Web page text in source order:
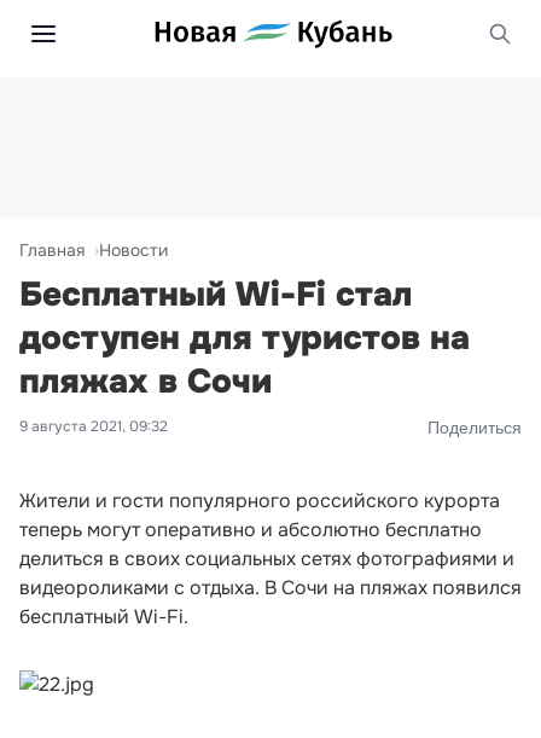
Главная Новости
Бесплатный Wi-Fi стал
доступен для туристов на
пляжах в Сочи
9 августа 2021, 09:32 Поделиться
Жители и гости популярного российского курорта
теперь могут оперативно и абсолютно бесплатно
делиться в своих социальных сетях фотографиями и
видеороликами с отдыха. В Сочи на пляжах появился
бесплатный Wi-Fi.